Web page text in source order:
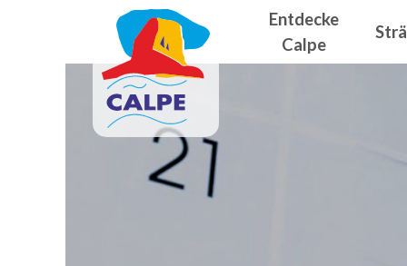
Direkt zum Inhalt
Entdecke
Calpe